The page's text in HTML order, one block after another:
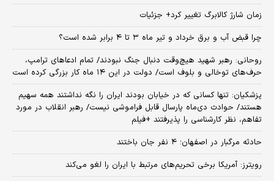
زمان شارژ کالابرگ تغییر کرد+ جزئیات
چرا قبض آب و برق خرداد و تیر ماه ۳ تا ۴ برابر شده است؟
روحانی: رهبر شهید هیچ‌وقت دنبال جنگ نبودند/ تمام ادعاهای ترامپ،
حرف‌های توخالی و بلوف است/ دولت در این ۱۴ ماه کار بزرگی کرده است
پزشکیان: تنها کسانی که در خیابان بودند ایران را نگه نداشتند همه سهیم
هستند/ حوادث دی‌ماه پارسال قابل فراموشی نیست/ رهبر انقلاب در مورد
تفاهم، نظر کارشناسی را پذیرفتند +فیلم
حادثه مرگبار در اصفهان؛ ۴ نفر جان باختند
رویترز: آمریکا برخی تحریم‌های مرتبط با ایران را لغو می‌کند